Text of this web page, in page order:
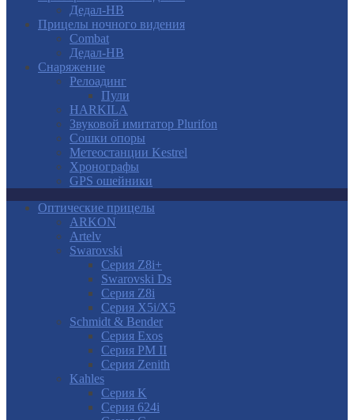
Дедал-НВ
Прицелы ночного видения
Combat
Дедал-НВ
Снаряжение
Релоадинг
Пули
HARKILA
Звуковой имитатор Plurifon
Сошки опоры
Метеостанции Kestrel
Хронографы
GPS ошейники
Оптические прицелы
ARKON
Artelv
Swarovski
Серия Z8i+
Swarovski Ds
Серия Z8i
Серия X5i/X5
Schmidt & Bender
Серия Exos
Серия PM II
Cерия Zenith
Kahles
Серия K
Серия 624i